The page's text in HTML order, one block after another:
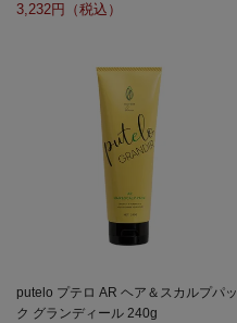
3,232
putelo プテロ AR ヘア＆スカルプパッ
ク グランディール 240g